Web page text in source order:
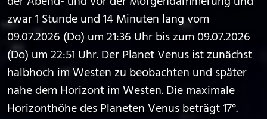
zwar 1 Stunde und 14 Minuten lang vom
09.07.2026 (Do) um 21:36 Uhr bis zum 09.07.2026
(Do) um 22:51 Uhr. Der Planet Venus ist zunächst
halbhoch im Westen zu beobachten und später
nahe dem Horizont im Westen. Die maximale
Horizonthöhe des Planeten Venus beträgt 17°.